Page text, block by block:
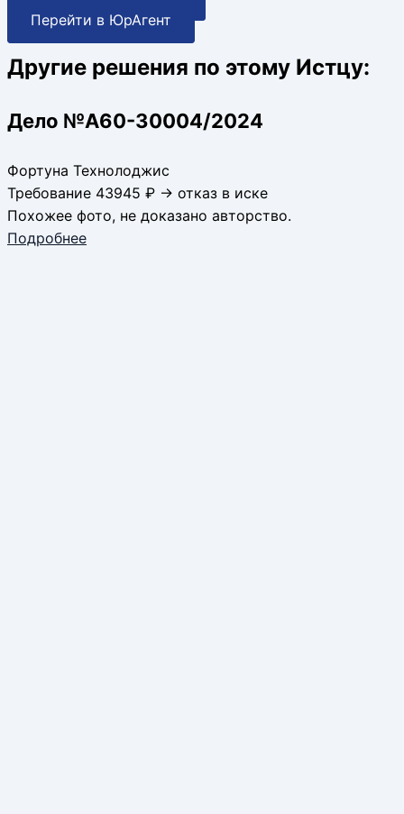
Перейти в ЮрАгент
Другие решения по этому Истцу:
Дело №А60-30004/2024
Фортуна Технолоджис
Требование 43945 ₽ → отказ в иске
Похожее фото, не доказано авторство.
Подробнее